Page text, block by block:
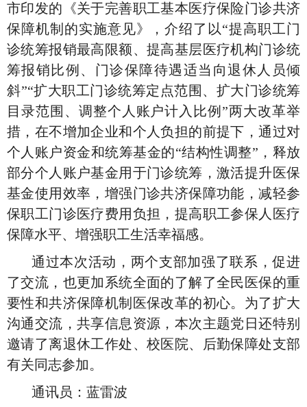
市印发的《关于完善职工基本医疗保险门诊共济
保障机制的实施意见》，介绍了以“提高职工门
诊统筹报销最高限额、提高基层医疗机构门诊统
筹报销比例、门诊保障待遇适当向退休人员倾
斜”“扩大职工门诊统筹定点范围、扩大门诊统筹
目录范围、调整个人账户计入比例”两大改革举
措，在不增加企业和个人负担的前提下 ，通过对
个人账户资金和统筹基金的“结构性调整”，释放
部分个人账户基金用于门诊统筹，激活提升医保
基金使用效率，增强门诊共济保障功能，减轻参
保职工门诊医疗费用负担，提高职工参保人医疗
保障水平、增强职工生活幸福感。
通过本次活动，两个支部加强了联系，促进
了交流，也更加系统全面的了解了全民医保的重
要性和共济保障机制医保改革的初心。为了扩大
沟通交流，共享信息资源，本次主题党日还特别
邀请了离退休工作处、校医院、后勤保障处支部
有关同志参加。
通讯员：蓝雷波